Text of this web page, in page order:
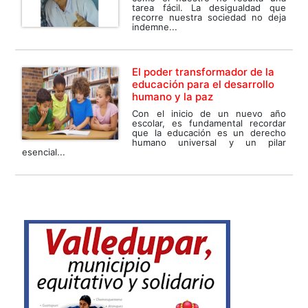
tarea fácil. La desigualdad que
recorre nuestra sociedad no deja
indemne...
El poder transformador de la
educación para el desarrollo
humano y la paz
Con el inicio de un nuevo año
escolar, es fundamental recordar
que la educación es un derecho
humano universal y un pilar
esencial...